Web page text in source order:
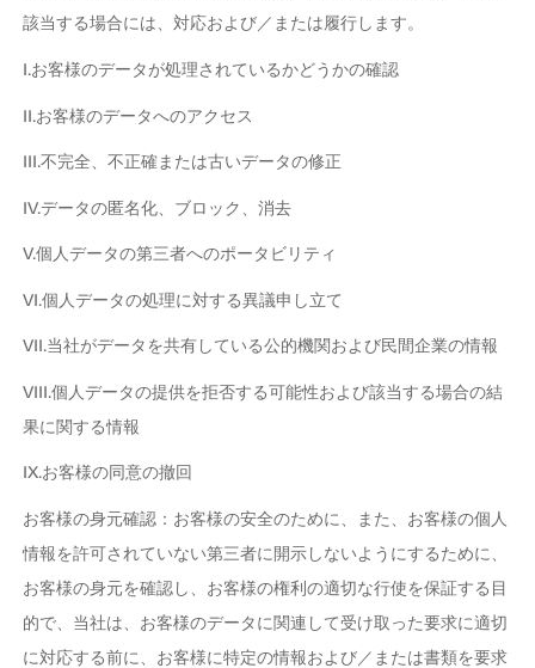
該当する場合には、対応および／または履行します。
I.お客様のデータが処理されているかどうかの確認
II.お客様のデータへのアクセス
III.不完全、不正確または古いデータの修正
IV.データの匿名化、ブロック、消去
V.個人データの第三者へのポータビリティ
VI.個人データの処理に対する異議申し立て
VII.当社がデータを共有している公的機関および民間企業の情報
VIII.個人データの提供を拒否する可能性および該当する場合の結
果に関する情報
IX.お客様の同意の撤回
お客様の身元確認：お客様の安全のために、また、お客様の個人
情報を許可されていない第三者に開示しないようにするために、
お客様の身元を確認し、お客様の権利の適切な行使を保証する目
的で、当社は、お客様のデータに関連して受け取った要求に適切
に対応する前に、お客様に特定の情報および／または書類を要求